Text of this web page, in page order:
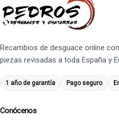
Recambios de desguace online
piezas revisadas a toda España y
1 año de garantía Pago seguro
Conócenos